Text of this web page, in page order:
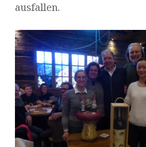
ausfallen.